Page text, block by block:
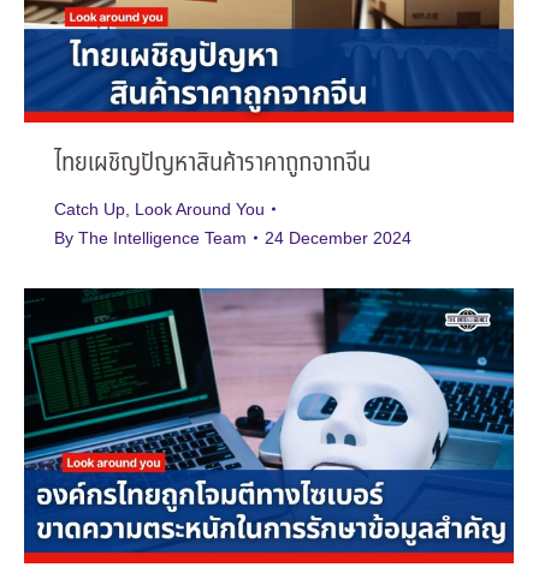
ไทยเผชิญปัญหาสินค้าราคาถูกจากจีน
Catch Up Look Around You
By The Intelligence Team 24 December 2024